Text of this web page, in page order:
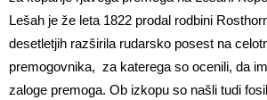
Lešah je že leta 1822 prodal rodbini
desetletjih razširila rudarsko posest na
premogovnika, za katerega so ocenili, da
zaloge premoga. Ob izkopu so našli tudi